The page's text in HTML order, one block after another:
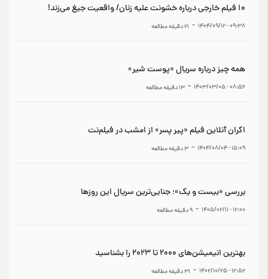
۱۰ فیلم خارجی درباره خشونت علیه زنان/ واقعیت جیغ می‌زند!
۰۹:۳۸ - ۱۴۰۴/۰۹/۱۲ -
21دقیقه مطالعه
همه چیز درباره سریال «پوست شیر»
۰۸:۵۶ - ۱۴۰۳/۰۳/۰۵ -
13دقیقه مطالعه
اکران آنلاین فیلم «پیر پسر» از امشب در فیلم‌نت
۱۵:۰۹ - ۱۴۰۴/۰۸/۰۴ -
3دقیقه مطالعه
بررسی «بیست و یک»؛ جنایی‌ترین سریال این روزها
۱۲:۰۰ - ۱۴۰۵/۰۲/۱۱ -
9دقیقه مطالعه
بهترین انیمیشن‌های ۲۰۰۰ تا ۲۰۲۳ را بشناسید
۱۲:۵۲ - ۱۴۰۲/۱۰/۲۵ -
31دقیقه مطالعه